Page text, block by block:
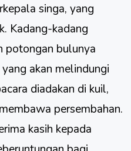
singa, yang
Kadang-kadang
potongan bulunya
akan melindungi
diadakan di kuil,
persembahan.
kasih kepada